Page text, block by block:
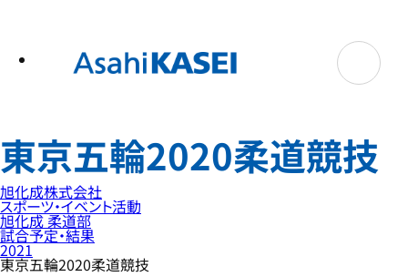
東京五輪2020柔道競技
旭化成株式会社
スポーツ・イベント活動
旭化成 柔道部
試合予定・結果
2021
東京五輪2020柔道競技